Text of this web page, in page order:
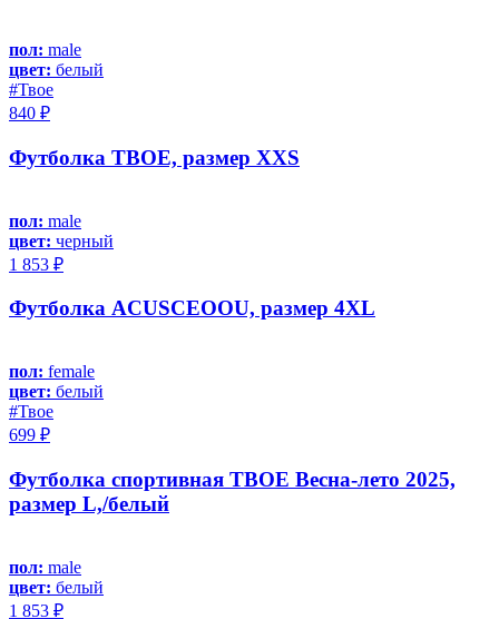
пол: male
цвет: белый
#Твое
840 ₽
Футболка ТВОЕ, размер XXS
пол: male
цвет: черный
1 853 ₽
Футболка ACUSCEOOU, размер 4XL
пол: female
цвет: белый
#Твое
699 ₽
Футболка спортивная ТВОЕ Весна-лето 2025,
размер L,/белый
пол: male
цвет: белый
1 853 ₽